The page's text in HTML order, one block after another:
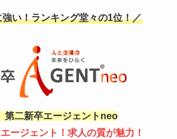
い！ランキング堂々の1位！／
二新卒エージェントneo
ージェント！求人の質が魅力！